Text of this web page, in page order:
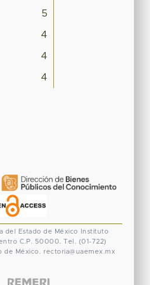
5
4
4
4
del Estado de México
Instituto
C.P. 50000. Tel. (01-722)
de México. rectoria@uaemex.mx